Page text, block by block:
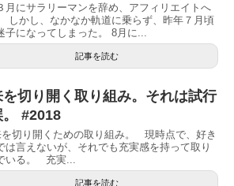
月にサラリーマンを辞め、アフィリエイトへ
しかし、なかなか軌道に乗らず、昨年７月頃
子になってしまった。 8月に...
記事を読む
を切り開く取り組み。それは試行
。 #2018
切り開くための取り組み。 現時点で、好き
は言えないが、それでも充実感を持って取り
いる。 充実...
記事を読む